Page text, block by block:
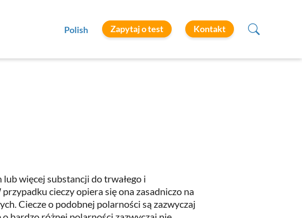
Polish Zapytaj o test Kontakt
więcej substancji do trwałego i
cieczy opiera się ona zasadniczo na
Ciecze o podobnej polarności są zazwyczaj